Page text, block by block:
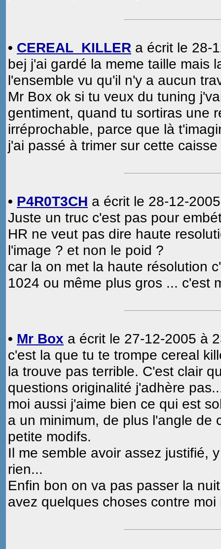
• CEREAL_KILLER a écrit le 28-
bej j'ai gardé la meme taille mais
l'ensemble vu qu'il n'y a aucun
Mr Box ok si tu veux du tuning
gentiment, quand tu sortiras une
irréprochable, parce que là
j'ai passé à trimer sur cette caisse
• P4R0T3CH a écrit le 28-12-
Juste un truc c'est pas pour
HR ne veut pas dire haute
l'image ? et non le poid ?
car la on met la haute résolution
1024 ou même plus gros ... c'est
• Mr Box a écrit le 27-12-2005 à
c'est la que tu te trompe cereal
la trouve pas terrible. C'est clair
questions originalité j'adhère
moi aussi j'aime bien ce qui est
a un minimum, de plus l'angle de
petite modifs.
Il me semble avoir assez justifié,
rien...
Enfin bon on va pas passer la
avez quelques choses contre moi